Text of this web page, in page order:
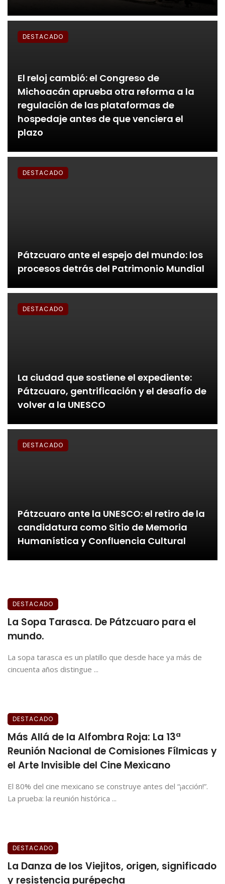
El reloj cambió: el Congreso de
Michoacán aprueba otra reforma a la
regulación de las plataformas de
hospedaje antes de que venciera el
plazo
DESTACADO
Pátzcuaro ante el espejo del mundo: los
procesos detrás del Patrimonio Mundial
DESTACADO
La ciudad que sostiene el expediente:
Pátzcuaro, gentrificación y el desafío de
volver a la UNESCO
DESTACADO
Pátzcuaro ante la UNESCO: el retiro de la
candidatura como Sitio de Memoria
Humanística y Confluencia Cultural
DESTACADO
DESTACADO
La Sopa Tarasca. De Pátzcuaro para el
mundo.
La sopa tarasca es un platillo que desde hace ya más de
cincuenta años distingue ...
DESTACADO
Más Allá de la Alfombra Roja: La 13ª
Reunión Nacional de Comisiones Fílmicas y
el Arte Invisible del Cine Mexicano
El 80% del cine mexicano se construye antes del “¡acción!”.
La prueba: la reunión histórica ...
DESTACADO
La Danza de los Viejitos, origen, significado
y resistencia purépecha